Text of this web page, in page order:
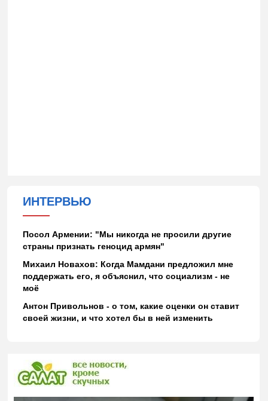
ИНТЕРВЬЮ
Посол Армении: "Мы никогда не просили другие
страны признать геноцид армян"
Михаил Новахов: Когда Мамдани предложил мне
поддержать его, я объяснил, что социализм - не
моё
Антон Привольнов - о том, какие оценки он ставит
своей жизни, и что хотел бы в ней изменить